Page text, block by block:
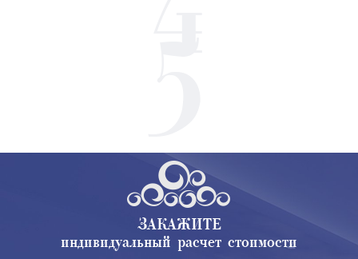
ЗАКАЖИТЕ
индивидуальный расчет стоимости